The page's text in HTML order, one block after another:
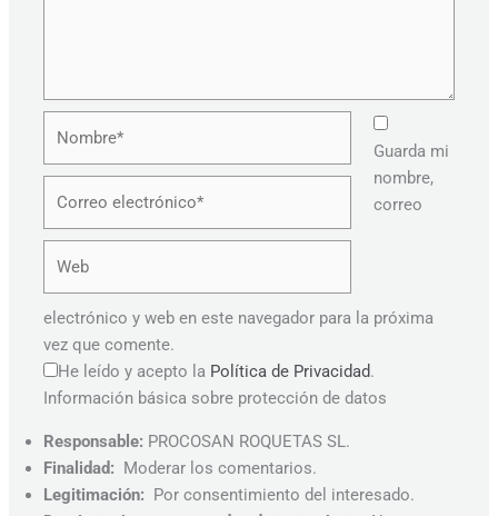
Guarda mi
nombre,
correo
electrónico y web en este navegador para la próxima
vez que comente.
He leído y acepto la Política de Privacidad.
Información básica sobre protección de datos
Responsable: PROCOSAN ROQUETAS SL.
Finalidad: Moderar los comentarios.
Legitimación: Por consentimiento del interesado.